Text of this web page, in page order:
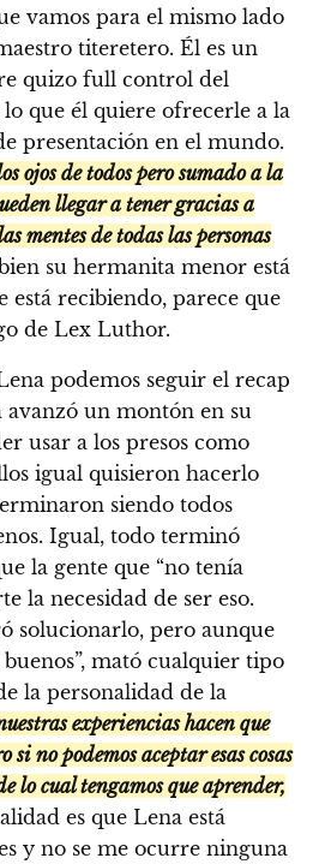
vamos para el mismo lado
titeretero. Él es un
quizo full control del
que él quiere ofrecerle a la
presentación en el mundo.
ojos de todos pero sumado a la
llegar a tener gracias a
mentes de todas las personas
su hermanita menor está
está recibiendo, parece que
de Lex Luthor.
podemos seguir el recap
avanzó un montón en su
usar a los presos como
igual quisieron hacerlo
siendo todos
Igual, todo terminó
la gente que “no tenía
la necesidad de ser eso.
solucionarlo, pero aunque
buenos”, mató cualquier tipo
la personalidad de la
experiencias hacen que
si no podemos aceptar esas cosas
lo cual tengamos que aprender,
es que Lena está
y no se me ocurre ninguna